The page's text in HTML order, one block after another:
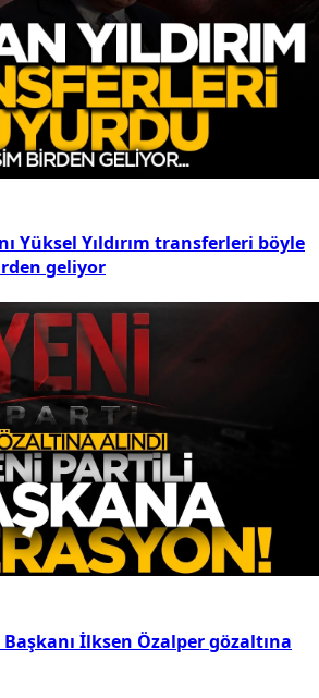
Yüksel Yıldırım transferleri böyle
geliyor
İlksen Özalper gözaltına